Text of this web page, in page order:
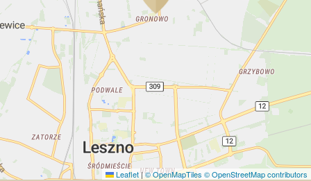
Leaflet |© OpenMapTiles © OpenStreetMap contributors